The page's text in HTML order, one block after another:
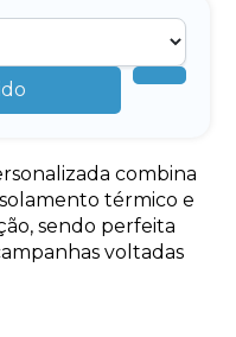
combina
térmico e
sendo perfeita
voltadas